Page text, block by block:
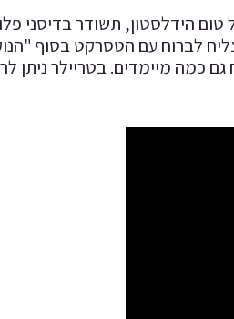
לברוח עם הטסרקט בסוף
כמה מיימדים. בטריילר ניתן